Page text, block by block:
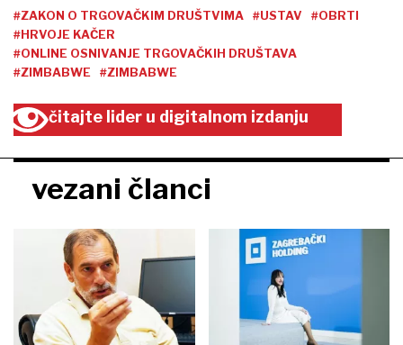
#ZAKON O TRGOVAČKIM DRUŠTVIMA #USTAV
#OBRTI
#HRVOJE KAČER
#ONLINE OSNIVANJE TRGOVAČKIH DRUŠTAVA
#ZIMBABWE
#ZIMBABWE
čitajte lider u digitalnom izdanju
vezani članci